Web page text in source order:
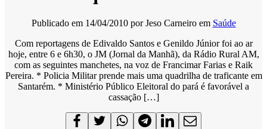
Publicado em 14/04/2010 porJeso Carneiro em Saúde
Com reportagens de Edivaldo Santos e Genildo Júnior foi ao ar
hoje, entre 6 e 6h30, o JM (Jornal da Manhã), da Rádio Rural AM,
com as seguintes manchetes, na voz de Francimar Farias e Raik
Pereira. * Policia Militar prende mais uma quadrilha de traficante em
Santarém. * Ministério Público Eleitoral do pará é favorável a
cassação […]